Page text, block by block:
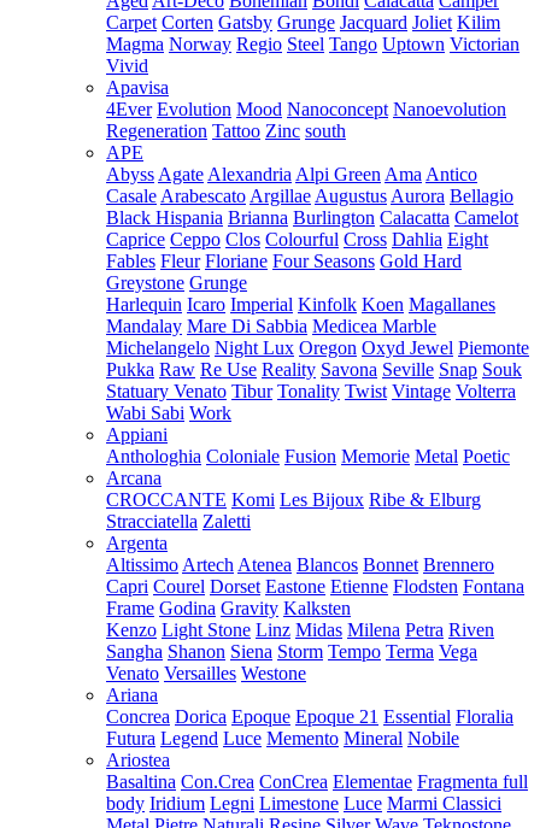
Carpet Corten Gatsby Grunge Jacquard Joliet Kilim
Magma Norway Regio Steel Tango Uptown Victorian
Vivid
Apavisa
4Ever Evolution Mood Nanoconcept Nanoevolution
Regeneration Tattoo Zinc south
APE
Abyss Agate Alexandria Alpi Green Ama Antico
Casale Arabescato Argillae Augustus Aurora Bellagio
Black Hispania Brianna Burlington Calacatta Camelot
Caprice Ceppo Clos Colourful Cross Dahlia Eight
Fables Fleur Floriane Four Seasons Gold Hard
Greystone Grunge
Harlequin Icaro Imperial Kinfolk Koen Magallanes
Mandalay Mare Di Sabbia Medicea Marble
Michelangelo Night Lux Oregon Oxyd Jewel Piemonte
Pukka Raw Re Use Reality Savona Seville Snap Souk
Statuary Venato Tibur Tonality Twist Vintage Volterra
Wabi Sabi Work
Appiani
Anthologhia Coloniale Fusion Memorie Metal Poetic
Arcana
CROCCANTE Komi Les Bijoux Ribe & Elburg
Stracciatella Zaletti
Argenta
Altissimo Artech Atenea Blancos Bonnet Brennero
Capri Courel Dorset Eastone Etienne Flodsten Fontana
Frame Godina Gravity Kalksten
Kenzo Light Stone Linz Midas Milena Petra Riven
Sangha Shanon Siena Storm Tempo Terma Vega
Venato Versailles Westone
Ariana
Concrea Dorica Epoque Epoque 21 Essential Floralia
Futura Legend Luce Memento Mineral Nobile
Ariostea
Basaltina Con.Crea ConCrea Elementae Fragmenta full
body Iridium Legni Limestone Luce Marmi Classici